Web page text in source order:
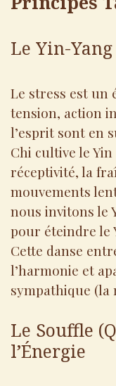
Le Yin-
Le stress est un
tension, action
l’esprit sont en
Chi cultive le
réceptivité, la
mouvements
nous invitons le
pour éteindre le
Cette danse
l’harmonie et
sympathique (la
Le Souffle
l’Énergie